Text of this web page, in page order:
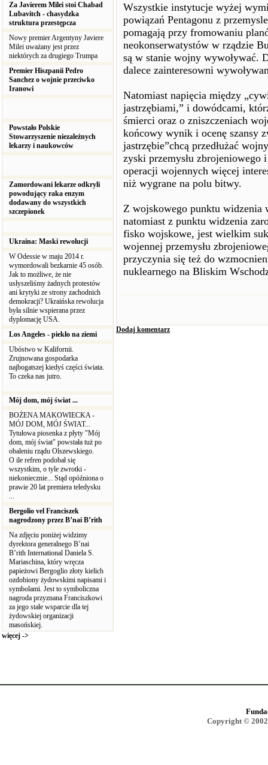
Za Javierem Milei stoi Chabad
Lubavitch - chasydzka
struktura przestępcza
Nowy premier Argentyny Javiere
Milei uważany jest przez
niektórych za drugiego Trumpa
Premier Hiszpanii Pedro
Sanchez o wojnie przeciwko
Iranowi
Powstało Polskie
Stowarzyszenie niezależnych
lekarzy i naukowców
Zamordowani lekarze odkryli
powodujący raka enzym
dodawany do wszystkich
szczepionek
Ukraina: Maski rewolucji
W Odessie w maju 2014 r.
wymordowali bezkarnie 45 osób.
Jak to możliwe, że nie
usłyszeliśmy żadnych protestów
ani krytyki ze strony zachodnich
demokracji? Ukraińska rewolucja
była silnie wspierana przez
dyplomację USA.
Los Angeles - piekło na ziemi
Ubóstwo w Kalifornii.
Zrujnowana gospodarka
najbogatszej kiedyś części świata.
To czeka nas jutro.
Mój dom, mój świat ...
BOŻENA MAKOWIECKA -
MÓJ DOM, MÓJ ŚWIAT...
Tytułowa piosenka z płyty "Mój
dom, mój świat" powstała tuż po
obaleniu rządu Olszewskiego.
O ile refren podobał się
wszystkim, o tyle zwrotki -
niekoniecznie... Stąd opóźniona o
prawie 20 lat premiera teledysku
...
Bergolio vel Franciszek
nagrodzony przez B’nai B’rith
Na zdjęciu poniżej widzimy
dyrektora generalnego B’nai
B’rith International Daniela S.
Mariaschina, który wręcza
papieżowi Bergoglio złoty kielich
ozdobiony żydowskimi napisami i
symbolami. Jest to symboliczna
nagroda przyznana Franciszkowi
za jego stałe wsparcie dla tej
żydowskiej organizacji
masońskiej.
więcej ->
Wszystkie instytucje wyżej
powiązań Pentagonu z
pomagają przy fromowaniu
neokonserwatystów w rządzie
są w stanie wojny wywoływać.
dalece zainteresowni
Natomiast napięcia między
jastrzębiami,” i dowódcami,
śmierci oraz o zniszczeniach
końcowy wynik i ocenę szansy
jastrzębie”chcą przedłużać
zyski przemysłu
operacji wojennych więcej
niż wygrane na polu bitwy.
Z wojskowego punktu widzenia
natomiast z punktu widzenia
fisko wojskowe, jest wielkim
wojennej przemysłu
przyczynia się też do
nuklearnego na Bliskim
Dodaj komentarz
Copyright ©